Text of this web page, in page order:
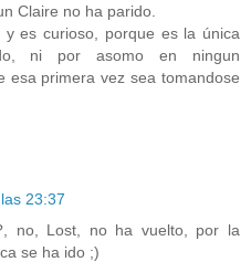
Claire no ha parido.
es curioso, porque es la única
ni por asomo en ningun
esa primera vez sea tomandose
23:37
no, Lost, no ha vuelto, por la
se ha ido ;)